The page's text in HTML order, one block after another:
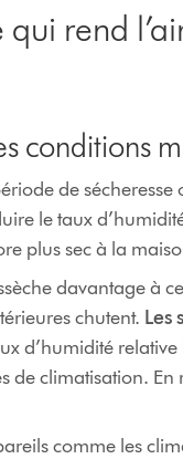
qui rend
conditions
de sécheresse
le taux
plus sec à la
davantage à
chutent. Les
d’humidité
de climatisation.
comme les